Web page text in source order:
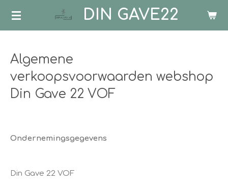
Ga
hoofdinhoud
DIN GAVE22
Algemene
verkoopsvoorwaarden webshop
Din Gave 22 VOF
Ondernemingsgegevens
Din Gave 22 VOF